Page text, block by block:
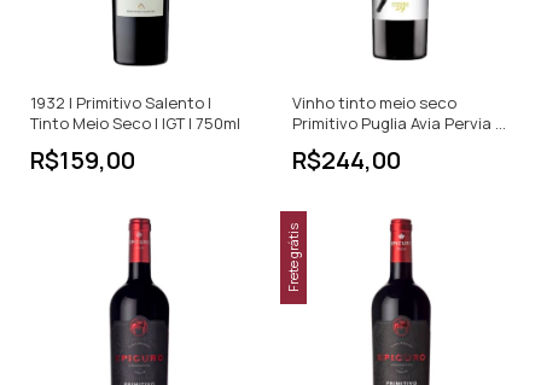
1932 | Primitivo Salento |
Tinto Meio Seco | IGT | 750ml
R$159,00
Vinho tinto meio seco
Primitivo Puglia Avia Pervia -
R$244,00
Frete grátis